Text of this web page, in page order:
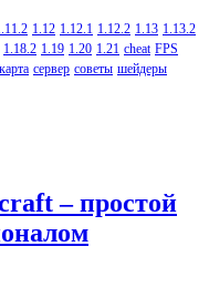
1.12 1.12.1 1.12.2 1.13 1.13.2
1.18.2 1.19 1.20 1.21 cheat FPS
карта сервер советы шейдеры
– простой